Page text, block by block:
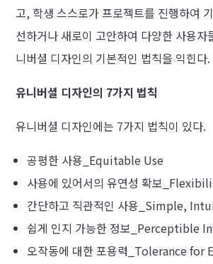
고, 학생 스스로가 프로젝트를 진행하여
선하거나 새로이 고안하여 다양한 사용자
니버셜 디자인의 기본적인 법칙을 익힌다.
유니버셜 디자인의 7가지 법칙
유니버셜 디자인에는 7가지 법칙이 있다.
공평한 사용 _Equitable Use
사용에 있어서의 유연성 확보
간단하고 직관적인 사용 _Simple,
쉽게 인지 가능한 정보 _Perceptible
오작동에 대한 포용력 _Tolerance for